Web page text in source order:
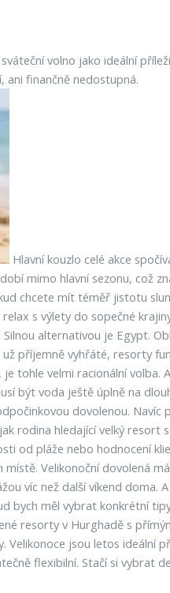
volno jako ideální
ani finančně nedostupná.
Hlavní kouzlo celé akce
mimo hlavní sezonu, což
chcete mít téměř jistotu
s výlety do sopečné
alternativou je Egypt.
příjemně vyhřáté, resorty
tohle velmi racionální volba.
být voda ještě úplně na
dovolenou. Navíc
rodina hledající velký resort
od pláže nebo hodnocení
Velikonoční dovolená
víc než další víkend doma.
bych měl vybrat konkrétní
resorty v Hurghadě s
jsou letos ideální
flexibilní. Stačí si vybrat